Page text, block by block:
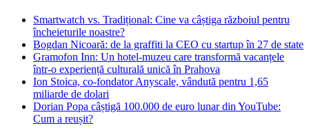
Smartwatch vs. Tradițional: Cine va câștiga războiul pentru
încheieturile noastre?
Bogdan Nicoară: de la graffiti la CEO cu startup în 27 de state
Gramofon Inn: Un hotel-muzeu care transformă vacanțele
într-o experiență culturală unică în Prahova
Ion Stoica, co-fondator Anyscale, vândută pentru 1,65
miliarde de dolari
Dorian Popa câștigă 100.000 de euro lunar din YouTube:
Cum a reușit?